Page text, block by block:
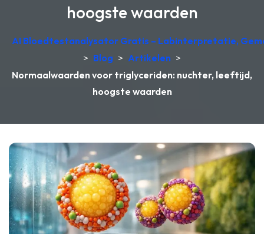
hoogste waarden
AI Bloedtestanalysator Gratis – Labinterpretatie,
> Blog > Artikelen >
Normaalwaarden voor triglyceriden: nuchter, leeftijd,
hoogste waarden